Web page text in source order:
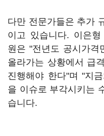
다만 전문가들은 추가
이고 있습니다. 이은형
원은 "전년도 공시가격
올라가는 상황에서 급
진행해야 한다"며 "지
을 이슈로 부각시키는
습니다.